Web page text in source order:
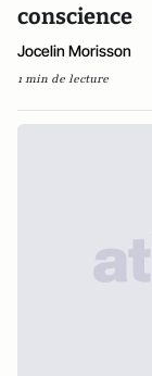
conscience
Jocelin Morisson
1 min de lecture